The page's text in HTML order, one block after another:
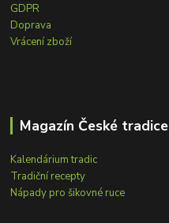
GDPR
Doprava
Vrácení zboží
Magazín České tradice
Kalendárium tradic
Tradiční recepty
Nápady pro šikovné ruce